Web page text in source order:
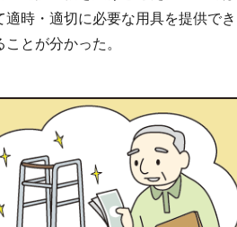
時・適切に必要な用具を提供でき
とが分かった。